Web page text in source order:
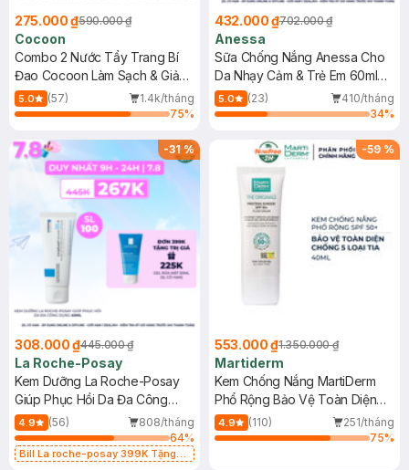
275.000 ₫590.000 ₫
Cocoon
Combo 2 Nước Tẩy Trang Bí
Đao Cocoon Làm Sạch & Giảm
Dầu 500ml
5.0 (57)
1.4k/tháng
75%
432.000 ₫702.000 ₫
Anessa
Sữa Chống Nắng Anessa Cho
Da Nhạy Cảm & Trẻ Em 60ml
(Mới)
5.0 (23)
410/tháng
34%
-31%
308.000 ₫445.000 ₫
La Roche-Posay
Kem Dưỡng La Roche-Posay
Giúp Phục Hồi Da Đa Công
Dụng 40ml
4.9 (56)
808/tháng
64%
Bill La roche-posay 399K Tặng
-59 %
553.000 ₫1.350.000 ₫
Martiderm
Kem Chống Nắng MartiDerm
Phổ Rộng Bảo Vệ Toàn Diện
40ml
4.9 (110)
251/tháng
75%